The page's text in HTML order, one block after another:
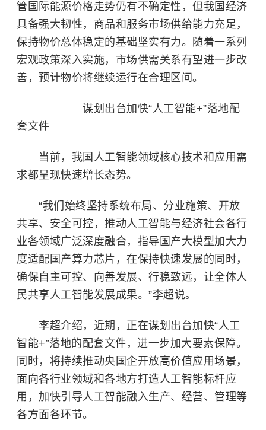
管国际能源价格走势仍有不确定性，但我国经济
具备强大韧性，商品和服务市场供给能力充足，
保持物价总体稳定的基础坚实有力。随着一系列
宏观政策深入实施，市场供需关系有望进一步改
善，预计物价将继续运行在合理区间。
谋划出台加快“人工智能+”落地配
套文件
当前，我国人工智能领域核心技术和应用需
求都呈现快速增长态势。
“我们始终坚持系统布局、分业施策、开放
共享、安全可控，推动人工智能与经济社会各行
业各领域广泛深度融合，指导国产大模型加大力
度适配国产算力芯片，在保持快速发展的同时，
确保自主可控、向善发展、行稳致远，让全体人
民共享人工智能发展成果。”李超说。
李超介绍，近期，正在谋划出台加快“人工
智能+”落地的配套文件，进一步加大要素保障。
同时，将持续推动央国企开放高价值应用场景，
面向各行业领域和各地方打造人工智能标杆应
用，加快引导人工智能融入生产、经营、管理等
各方面各环节。